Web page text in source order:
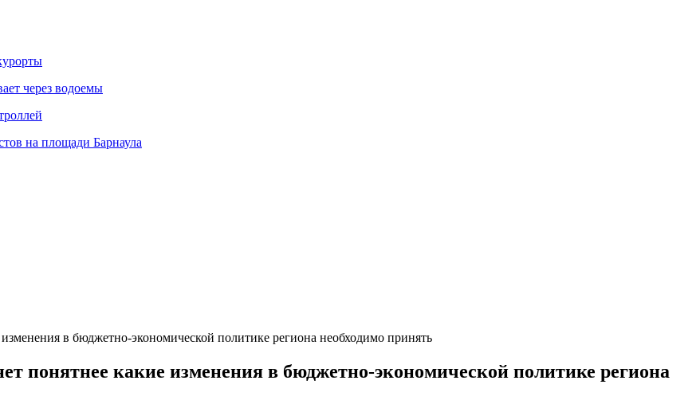
через водоемы
на площади Барнаула
в бюджетно-экономической политике региона необходимо принять
понятнее какие изменения в бюджетно-экономической политике региона